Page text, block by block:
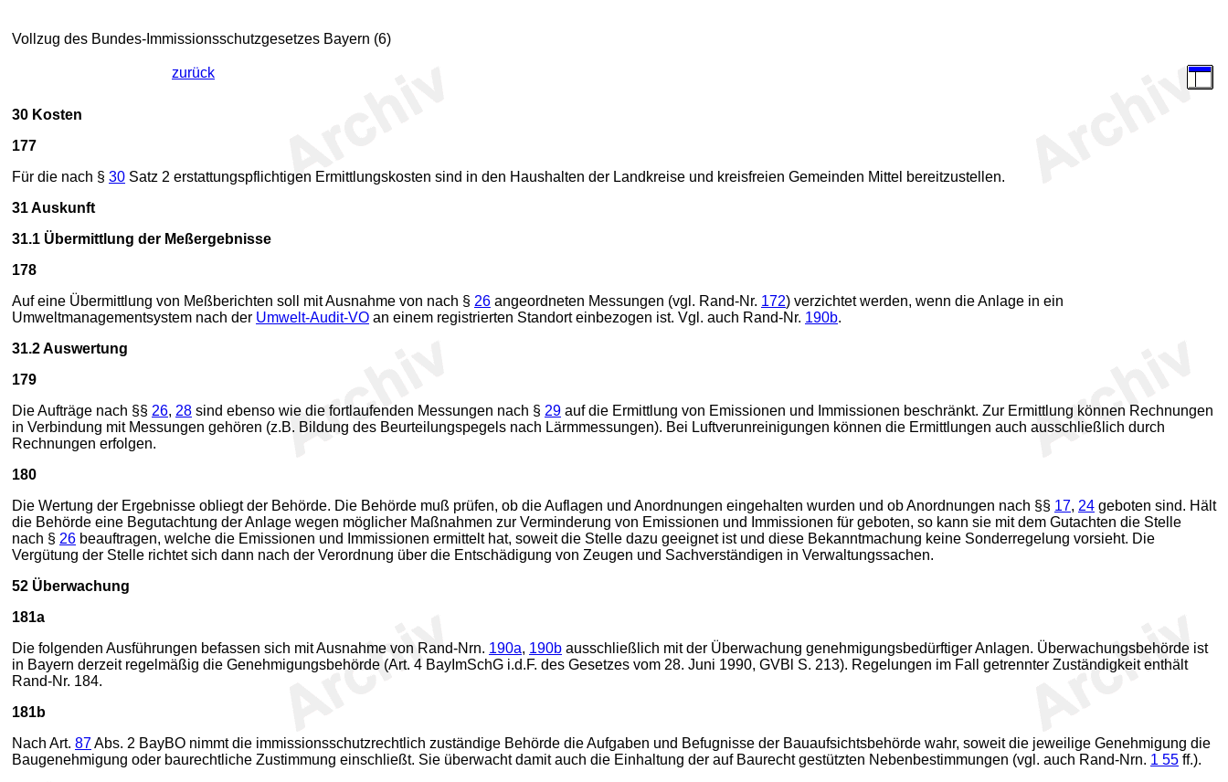
Vollzug des Bundes-Immissionsschutzgesetzes Bayern (6)
zurück
30 Kosten
177
Für die nach § 30 Satz 2 erstattungspflichtigen Ermittlungskosten sind in den Haushalten der Landkreise und kreisfreien Gemeinden Mittel bereitzustellen.
31Auskunft
31.1 Übermittlung der Meßergebnisse
178
Auf eine Übermittlung von Meßberichten soll mit Ausnahme von nach § 26 angeordneten Messungen (vgl. Rand-Nr. 172) verzichtet werden, wenn die Anlage in ein
Umweltmanagementsystem nach der Umwelt-Audit-VO an einem registrierten Standort einbezogen ist. Vgl. auch Rand-Nr. 190b.
31.2Auswertung
179
Die Aufträge nach §§ 26, 28 sind ebenso wie die fortlaufenden Messungen nach § 29 auf die Ermittlung von Emissionen und Immissionen beschränkt. Zur Ermittlung können Rechnungen
in Verbindung mit Messungen gehören (z.B. Bildung des Beurteilungspegels nach Lärmmessungen). Bei Luftverunreinigungen können die Ermittlungen auch ausschließlich durch
Rechnungen erfolgen.
180
Die Wertung der Ergebnisse obliegt der Behörde. Die Behörde muß prüfen, ob die Auflagen und Anordnungen eingehalten wurden und ob Anordnungen nach §§ 17, 24 geboten sind. Hält
die Behörde eine Begutachtung der Anlage wegen möglicher Maßnahmen zur Verminderung von Emissionen und Immissionen für geboten, so kann sie mit dem Gutachten die Stelle
nach § 26 beauftragen, welche die Emissionen und Immissionen ermittelt hat, soweit die Stelle dazu geeignet ist und diese Bekanntmachung keine Sonderregelung vorsieht. Die
Vergütung der Stelle richtet sich dann nach der Verordnung über die Entschädigung von Zeugen und Sachverständigen in Verwaltungssachen.
52 Überwachung
181a
Die folgenden Ausführungen befassen sich mit Ausnahme von Rand-Nrn. 190a, 190b ausschließlich mit der Überwachung genehmigungsbedürftiger Anlagen. Überwachungsbehörde ist
in Bayern derzeit regelmäßig die Genehmigungsbehörde (Art. 4 BayImSchG i.d.F. des Gesetzes vom 28. Juni 1990, GVBl S. 213). Regelungen im Fall getrennter Zuständigkeit enthält
Rand-Nr. 184.
181b
Nach Art. 87Abs. 2 BayBO nimmt die immissionsschutzrechtlich zuständige Behörde die Aufgaben und Befugnisse der Bauaufsichtsbehörde wahr, soweit die jeweilige Genehmigung die
Baugenehmigung oder baurechtliche Zustimmung einschließt. Sie überwacht damit auch die Einhaltung der auf Baurecht gestützten Nebenbestimmungen (vgl. auch Rand-Nrn. 1 55 ff.).